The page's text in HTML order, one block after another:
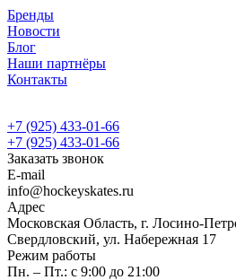
Бренды
Новости
Блог
Наши партнёры
Контакты
+7 (925) 433-01-66
+7 (925) 433-01-66
Заказать звонок
E-mail
info@hockeyskates.ru
Адрес
Московская Область, г. Лосино-
Свердловский, ул. Набережная 17
Режим работы
Пн. – Пт.: с 9:00 до 21:00